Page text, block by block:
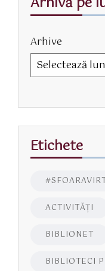
Arhive
Etichete
ACTIVITĂŢI
BIBLIONET
BIBLIOTECI